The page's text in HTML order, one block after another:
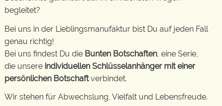
begleitet?
Bei uns in der Lieblingsmanufaktur bist Du auf jeden Fall
genau richtig!
Bei uns findest Du die Bunten Botschaften , eine Serie,
die unsere individuellen Schlüsselanhänger mit einer
persönlichen Botschaftverbindet.
Wir stehen für Abwechslung, Vielfalt und Lebensfreude.